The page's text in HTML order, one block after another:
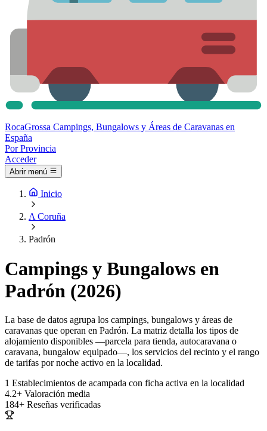
RocaGrossa Campings, Bungalows y Áreas de Caravanas en
España
Por Provincia
Acceder
Abrir menú
Inicio
A Coruña
Padrón
Campings y Bungalows en
Padrón (2026)
La base de datos agrupa los campings, bungalows y áreas de
caravanas que operan en Padrón. La matriz detalla los tipos de
alojamiento disponibles —parcela para tienda, autocaravana o
caravana, bungalow equipado—, los servicios del recinto y el rango
de tarifas por noche activo en la localidad.
1 Establecimientos de acampada con ficha activa en la localidad
4.2+ Valoración media
184+ Reseñas verificadas